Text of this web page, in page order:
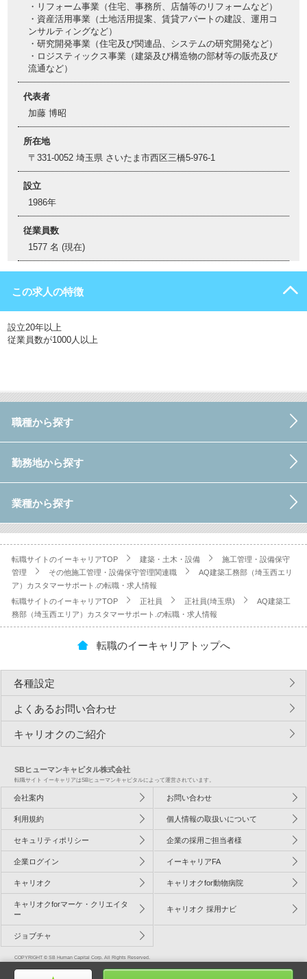
・リフォーム事業（住宅、事務所、店舗等のリフォームなど）
・資産活用事業（土地活用提案、賃貸アパートの建設、運用コ
ンサルティングなど）
・研究開発事業（住宅及び関連品、システムの研究開発など）
・ロジスティックス事業（建築及び構造物の部材等の販売及び
流通など）
代表者
加藤 博昭
所在地
〒331-0052 埼玉県 さいたま市西区三橋5-976-1
設立
1986年
従業員数
1577 名 (現在)
この求人の特徴
設立20年以上
従業員数が1000人以上
職種から探す
勤務地から探す
業種から探す
転職サイトのイーキャリアTOP 建築・土木・設備
施工管理・設備保守
管理
その他施工管理・設備保守管理関連職
AQ建築工務部（埼玉西エリ
ア）カスタマーサポート.の転職・求人情報
転職サイトのイーキャリアTOP
正社員 正社員(埼玉県)
AQ建築工
務部（埼玉西エリア）カスタマーサポート.の転職・求人情報
転職のイーキャリアトップへ
各種設定
よくあるお問い合わせ
キャリオクのご紹介
SBヒューマンキャピタル株式会社
転職サイト イーキャリアはSBヒューマンキャピタルによって運営されています。
会社案内 お問い合わせ
利用規約 個人情報の取扱いについて
セキュリティポリシー 企業の採用ご担当者様
企業ログイン イーキャリアFA
キャリオク キャリオクfor動物病院
キャリオクforマーケ・クリエイタ
ー
キャリオク 採用ナビ
ジョブチャ
COPYRIGHT © SB Human Capital Corp. All Rights Reserved.